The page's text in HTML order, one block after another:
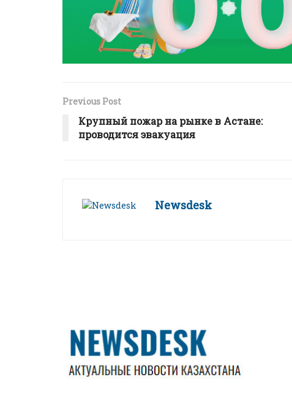
Previous Post
Крупный пожар на рынке в Астане:
проводится эвакуация
Newsdesk